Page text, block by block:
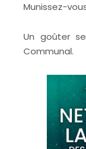
Munissez-
Un goûter
Communal.